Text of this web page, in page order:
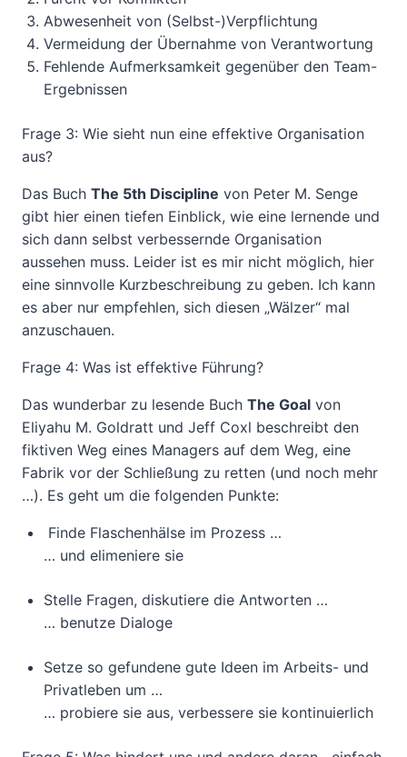
Abwesenheit von (Selbst-)Verpflichtung
Vermeidung der Übernahme von Verantwortung
Fehlende Aufmerksamkeit gegenüber den Team-
Ergebnissen
Frage 3: Wie sieht nun eine effektive Organisation
aus?
Das Buch The 5th Discipline von Peter M. Senge
gibt hier einen tiefen Einblick, wie eine lernende und
sich dann selbst verbessernde Organisation
aussehen muss. Leider ist es mir nicht möglich, hier
eine sinnvolle Kurzbeschreibung zu geben. Ich kann
es aber nur empfehlen, sich diesen „Wälzer“ mal
anzuschauen.
Frage 4: Was ist effektive Führung?
Das wunderbar zu lesende Buch The Goal von
Eliyahu M. Goldratt und Jeff Coxl beschreibt den
fiktiven Weg eines Managers auf dem Weg, eine
Fabrik vor der Schließung zu retten (und noch mehr
…). Es geht um die folgenden Punkte:
Finde Flaschenhälse im Prozess …
… und elimeniere sie
Stelle Fragen, diskutiere die Antworten …
… benutze Dialoge
Setze so gefundene gute Ideen im Arbeits- und
Privatleben um …
… probiere sie aus, verbessere sie kontinuierlich